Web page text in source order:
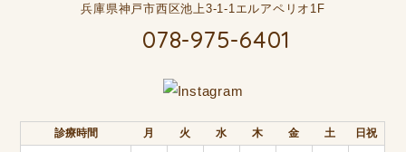
兵庫県神戸市西区池上3-1-1エルアペリオ1F
078-975-6401
診療時間 月 火 水 木 金 土 日祝